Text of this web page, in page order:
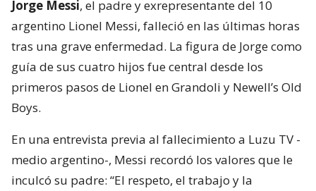
Jorge Messi, el padre y exrepresentante del 10
argentino Lionel Messi, falleció en las últimas horas
tras una grave enfermedad. La figura de Jorge como
guía de sus cuatro hijos fue central desde los
primeros pasos de Lionel en Grandoli y Newell’s Old
Boys.
En una entrevista previa al fallecimiento a Luzu TV -
medio argentino-, Messi recordó los valores que le
inculcó su padre: “El respeto, el trabajo y la